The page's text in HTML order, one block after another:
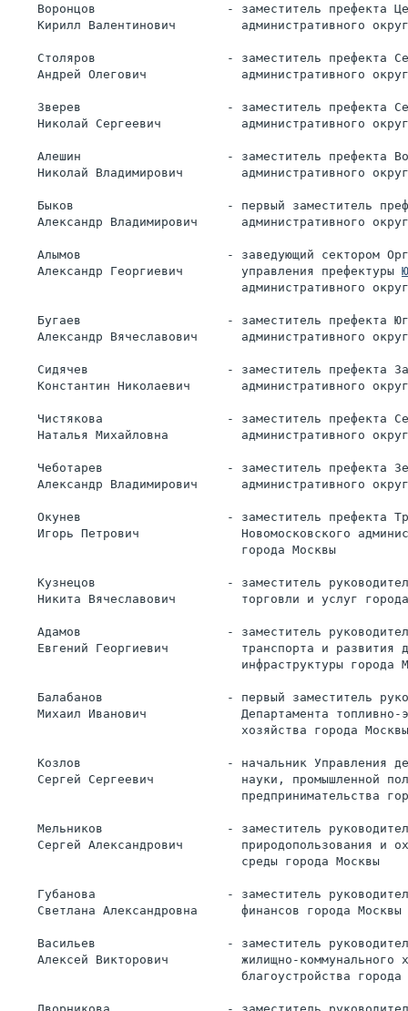
Воронцов                  - заместитель префекта
Кирилл Валентинович         административного
Столяров                  - заместитель префекта
Андрей Олегович             административного
Зверев                    - заместитель префекта
Николай Сергеевич           административного
Алешин                    - заместитель префекта
Николай Владимирович        административного
Быков                     - первый заместитель
Александр Владимирович      административного
Алымов                    - заведующий сектором
    Александр Георгиевич        управления префектуры
административного
Бугаев                    - заместитель префекта
Александр Вячеславович      административного
Сидячев                   - заместитель префекта
Константин Николаевич       административного
Чистякова                 - заместитель префекта
Наталья Михайловна          административного
Чеботарев                 - заместитель префекта
Александр Владимирович      административного
Окунев                    - заместитель префекта
Игорь Петрович              Новомосковского
                                города Москвы
Кузнецов                  - заместитель
Никита Вячеславович         торговли и услуг
Адамов                    - заместитель
Евгений Георгиевич          транспорта и развития
инфраструктуры города
Балабанов                 - первый заместитель
Михаил Иванович             Департамента топливно-
                                хозяйства города Москвы
Козлов                    - начальник Управления
Сергей Сергеевич            науки, промышленной
предпринимательства
Мельников                 - заместитель
Сергей Александрович        природопользования и
                                среды города Москвы
Губанова                  - заместитель
    Светлана Александровна      финансов города Москвы
Васильев                  - заместитель
Алексей Викторович          жилищно-коммунального
благоустройства города